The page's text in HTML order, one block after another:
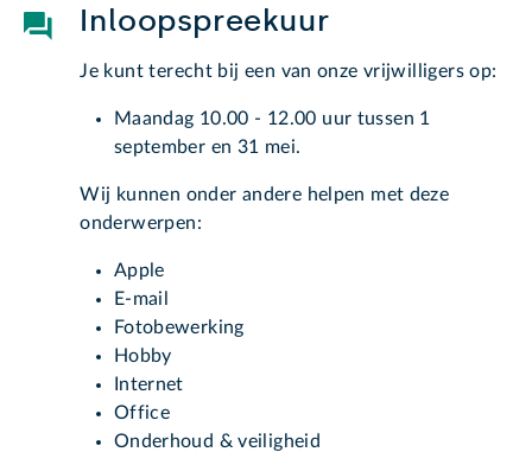
Inloopspreekuur
Je kunt terecht bij een van onze vrijwilligers op:
Maandag 10.00 - 12.00 uur tussen 1
september en 31 mei.
Wij kunnen onder andere helpen met deze
onderwerpen:
Apple
E-mail
Fotobewerking
Hobby
Internet
Office
Onderhoud & veiligheid